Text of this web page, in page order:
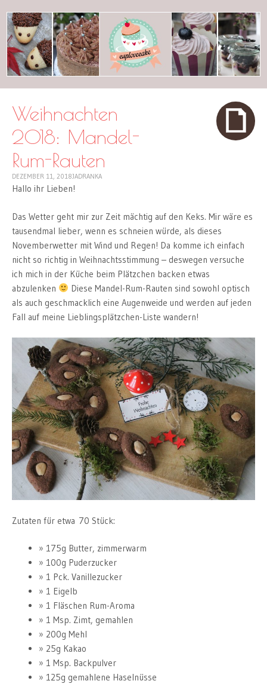
cuplovecake
Weihnachten
2018: Mandel-
Rum-Rauten
DEZEMBER 11, 2018JADRANKA
Hallo ihr Lieben!
Das Wetter geht mir zur Zeit mächtig auf den Keks. Mir wäre es
tausendmal lieber, wenn es schneien würde, als dieses
Novemberwetter mit Wind und Regen! Da komme ich einfach
nicht so richtig in Weihnachtsstimmung – deswegen versuche
ich mich in der Küche beim Plätzchen backen etwas
abzulenken
Diese Mandel-Rum-Rauten sind sowohl optisch
als auch geschmacklich eine Augenweide und werden auf jeden
Fall auf meine Lieblingsplätzchen-Liste wandern!
Zutaten für etwa 70 Stück:
175g Butter, zimmerwarm
100g Puderzucker
1 Pck. Vanillezucker
1 Eigelb
1 Fläschen Rum-Aroma
1 Msp. Zimt, gemahlen
200g Mehl
25g Kakao
1 Msp. Backpulver
125g gemahlene Haselnüsse